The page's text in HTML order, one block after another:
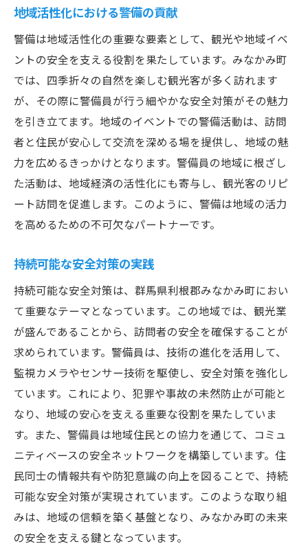
観光地でのセキュリティ向上の取り組み
観光振興を支える警備の役割
警備の視点で見るみなかみ町の安全な暮らしの
未来
地域住民への安心感の提供
警備を通じた防犯意識の向上
日常生活の安全確保のための戦略
未来の暮らしを支える警備技術の活用
地域防災計画と警備の連携
安全なコミュニティづくりへの貢献
ら
警備業務の現場で見える地域の安全
住民との協力による安全確保
観光客への安心感提供のための警備
警備員の日常業務から学ぶ安全の重要性
現場での警備員の挑戦と成果
警備活動を通じた地域交流の促進
警備員が担うみなかみ町の安全と信頼の築き方
警備員が地域の信頼を築く方法
安全意識向上への警備の影響
地域住民との信頼関係の構築
警備を通じた信頼ある社会の構築
プロフェッショナルな警備員の役割
地域活性化における警備の貢献
警備は地域活性化の重要な要素として、観光や地域イベ
ントの安全を支える役割を果たしています。みなかみ町
では、四季折々の自然を楽しむ観光客が多く訪れます
が、その際に警備員が行う細やかな安全対策がその魅力
を引き立てます。地域のイベントでの警備活動は、訪問
者と住民が安心して交流を深める場を提供し、地域の魅
力を広めるきっかけとなります。警備員の地域に根ざし
た活動は、地域経済の活性化にも寄与し、観光客のリピ
ート訪問を促進します。このように、警備は地域の活力
を高めるための不可欠なパートナーです。
持続可能な安全対策の実践
持続可能な安全対策は、群馬県利根郡みなかみ町におい
て重要なテーマとなっています。この地域では、観光業
が盛んであることから、訪問者の安全を確保することが
求められています。警備員は、技術の進化を活用して、
監視カメラやセンサー技術を駆使し、安全対策を強化し
ています。これにより、犯罪や事故の未然防止が可能と
なり、地域の安心を支える重要な役割を果たしていま
す。また、警備員は地域住民との協力を通じて、コミュ
ニティベースの安全ネットワークを構築しています。住
民同士の情報共有や防犯意識の向上を図ることで、持続
可能な安全対策が実現されています。このような取り組
みは、地域の信頼を築く基盤となり、みなかみ町の未来
の安全を支える鍵となっています。